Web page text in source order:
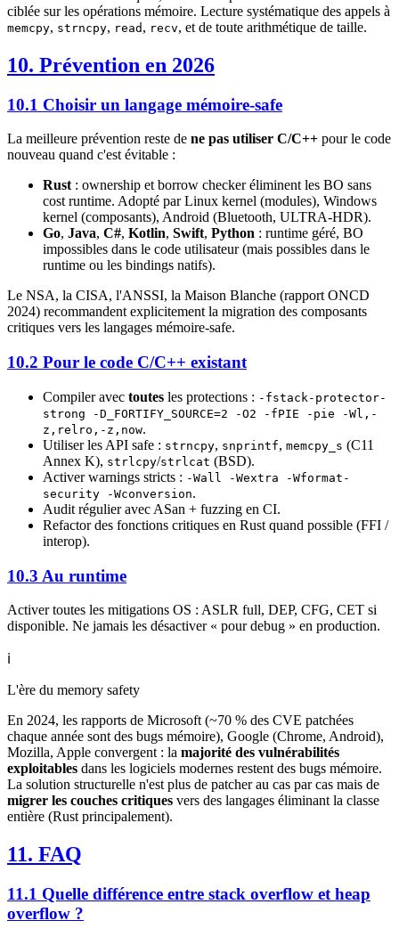
ciblée sur les opérations mémoire. Lecture systématique des appels à
memcpy, strncpy, read , recv, et de toute arithmétique de taille.
10. Prévention en 2026
10.1 Choisir un langage mémoire-safe
La meilleure prévention reste de ne pas utiliser C/C++ pour le code
nouveau quand c'est évitable :
Rust : ownership et borrow checker éliminent les BO sans
cost runtime. Adopté par Linux kernel (modules), Windows
kernel (composants), Android (Bluetooth, ULTRA-HDR).
Go, Java, C#, Kotlin, Swift, Python : runtime géré, BO
impossibles dans le code utilisateur (mais possibles dans le
runtime ou les bindings natifs).
Le NSA, la CISA, l'ANSSI, la Maison Blanche (rapport ONCD
2024) recommandent explicitement la migration des composants
critiques vers les langages mémoire-safe.
10.2 Pour le code C/C++ existant
Compiler avec toutes les protections : -fstack-protector-
strong -D_FORTIFY_SOURCE=2 -O2 -fPIE -pie -Wl,-
z,relro,-z,now.
Utiliser les API safe : strncpy, snprintf, memcpy_s (C11
Annex K), strlcpy/strlcat (BSD).
Activer warnings stricts : -Wall -Wextra -Wformat-
security -Wconversion.
Audit régulier avec ASan + fuzzing en CI.
Refactor des fonctions critiques en Rust quand possible (FFI /
interop).
10.3 Au runtime
Activer toutes les mitigations OS : ASLR full, DEP, CFG, CET si
disponible. Ne jamais les désactiver « pour debug » en production.
ℹ️
L'ère du memory safety
En 2024, les rapports de Microsoft (~70 % des CVE patchées
chaque année sont des bugs mémoire), Google (Chrome, Android),
Mozilla, Apple convergent : la majorité des vulnérabilités
exploitables dans les logiciels modernes restent des bugs mémoire.
La solution structurelle n'est plus de patcher au cas par cas mais de
migrer les couches critiques vers des langages éliminant la classe
entière (Rust principalement).
11. FAQ
11.1 Quelle différence entre stack overflow et heap
overflow ?